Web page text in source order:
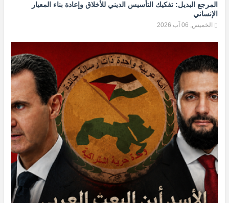
المرجع البديل: تفكيك التأسيس الديني للأخلاق وإعادة بناء المعيار
الإنساني
الخميس, 06 آب 2026